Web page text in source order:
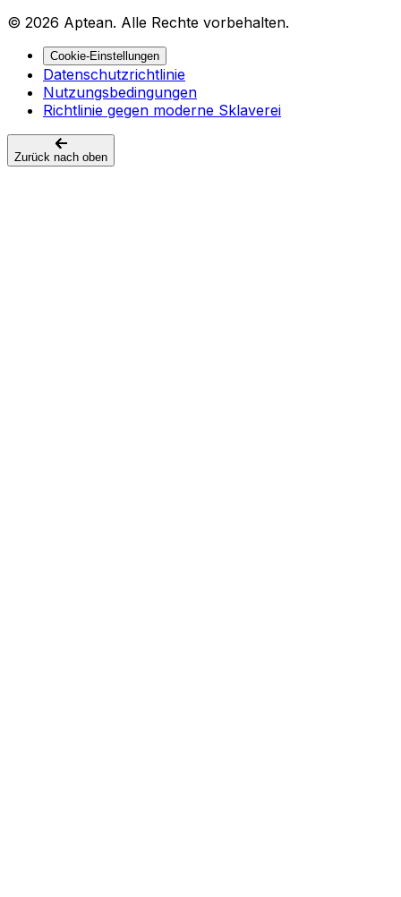
© 2026 Aptean. Alle Rechte vorbehalten.
Cookie-Einstellungen
Datenschutzrichtlinie
Nutzungsbedingungen
Richtlinie gegen moderne Sklaverei
Zurück nach oben